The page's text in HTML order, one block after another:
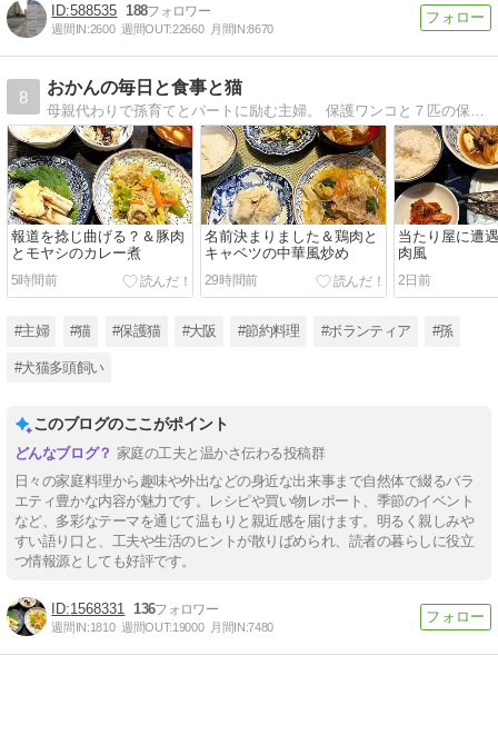
588535 188
週間IN:2600 週間OUT:22660 月間IN:8670
8
おかんの毎日と食事と猫
報道を捻じ曲げる？＆豚肉
とモヤシのカレー煮
5時間前
名前決まりました＆鶏肉と
キャベツの中華風炒め
29時間前
当たり屋に遭
肉風
2日前
#主婦 #猫 #保護猫 #大阪 #節約料理 #ボランティア #孫
#犬猫多頭飼い
このブログのここがポイント
家庭の工夫と温かさ伝わる投稿群
日々の家庭料理から趣味や外出などの身近な出来事まで自然体で綴るバラ
エティ豊かな内容が魅力です。レシピや買い物レポート、季節のイベント
など、多彩なテーマを通じて温もりと親近感を届けます。明るく親しみや
すい語り口と、工夫や生活のヒントが散りばめられ、読者の暮らしに役立
つ情報源としても好評です。
1568331 136
週間IN:1810 週間OUT:19000 月間IN:7480